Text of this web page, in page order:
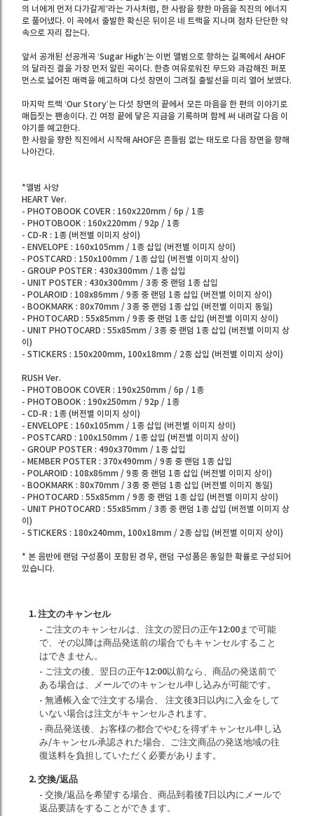
의 너에게 먼저 다가갈게”라는 가사처럼, 한 사람을 향한 마음을 직진의 에너지
로 풀어냈다. 이 곡에서 출발한 확신은 뒤이은 네 트랙을 지나며 점차 단단한 약
속으로 자리 잡는다.
앞서 공개된 선공개곡 ‘Sugar High’는 이번 앨범으로 향하는 길목에서 AHOF
의 달라진 결을 가장 먼저 알린 곡이다. 한층 여유로워진 무드와 과감해진 퍼포
먼스로 넓어진 매력을 예고하며 다섯 장면이 그려질 출발선을 미리 열어 보였다.
마지막 트랙 ‘Our Story’는 다섯 장면의 끝에서 모든 마음을 한 편의 이야기로
매듭짓는 팬송이다. 긴 여정 끝에 닿은 지금을 기록하며 함께 써 내려갈 다음 이
야기를 예고한다.
한 사람을 향한 직진에서 시작해 AHOF은 흔들림 없는 태도로 다음 장면을 향해
나아간다.
*앨범 사양
HEART Ver.
- PHOTOBOOK COVER : 160x220mm / 6p / 1종
- PHOTOBOOK : 160x220mm / 92p / 1종
- CD-R : 1종 (버전별 이미지 상이)
- ENVELOPE : 160x105mm / 1종 삽입 (버전별 이미지 상이)
- POSTCARD : 150x100mm / 1종 삽입 (버전별 이미지 상이)
- GROUP POSTER : 430x300mm / 1종 삽입
- UNIT POSTER : 430x300mm / 3종 중 랜덤 1종 삽입
- POLAROID : 108x86mm / 9종 중 랜덤 1종 삽입 (버전별 이미지 상이)
- BOOKMARK : 80x70mm / 3종 중 랜덤 1종 삽입 (버전별 이미지 동일)
- PHOTOCARD : 55x85mm / 9종 중 랜덤 1종 삽입 (버전별 이미지 상이)
- UNIT PHOTOCARD : 55x85mm / 3종 중 랜덤 1종 삽입 (버전별 이미지 상
이)
- STICKERS : 150x200mm, 100x18mm / 2종 삽입 (버전별 이미지 상이)
RUSH Ver.
- PHOTOBOOK COVER : 190x250mm / 6p / 1종
- PHOTOBOOK : 190x250mm / 92p / 1종
- CD-R : 1종 (버전별 이미지 상이)
- ENVELOPE : 160x105mm / 1종 삽입 (버전별 이미지 상이)
- POSTCARD : 100x150mm / 1종 삽입 (버전별 이미지 상이)
- GROUP POSTER : 490x370mm / 1종 삽입
- MEMBER POSTER : 370x490mm / 9종 중 랜덤 1종 삽입
- POLAROID : 108x86mm / 9종 중 랜덤 1종 삽입 (버전별 이미지 상이)
- BOOKMARK : 80x70mm / 3종 중 랜덤 1종 삽입 (버전별 이미지 동일)
- PHOTOCARD : 55x85mm / 9종 중 랜덤 1종 삽입 (버전별 이미지 상이)
- UNIT PHOTOCARD : 55x85mm / 3종 중 랜덤 1종 삽입 (버전별 이미지 상
이)
- STICKERS : 180x240mm, 100x18mm / 2종 삽입 (버전별 이미지 상이)
* 본 음반에 랜덤 구성품이 포함된 경우, 랜덤 구성품은 동일한 확률로 구성되어
있습니다.
1. 注文のキャンセル
- ご注文のキャンセルは、注文の翌日の正午12:00まで可能
で、その以降は商品発送前の場合でもキャンセルすること
はできません。
- ご注文の後、翌日の正午12:00以前なら、商品の発送前で
ある場合は、メールでのキャンセル申し込みが可能です。
- 無通帳入金で注文する場合、 注文後3日以内に入金をして
いない場合は注文がキャンセルされます。
- 商品発送後、お客様の都合でやむを得ずキャンセル申し込
み/キャンセル承認された場合、ご注文商品の発送地域の往
復送料を負担していただく必要があります。
2. 交換/返品
- 交換/返品を希望する場合、商品到着後7日以内にメールで
返品要請をすることができます。